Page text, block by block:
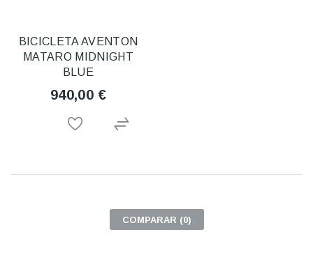
BICICLETA AVENTON
MATARO MIDNIGHT
BLUE
940,00 €
COMPARAR (0)